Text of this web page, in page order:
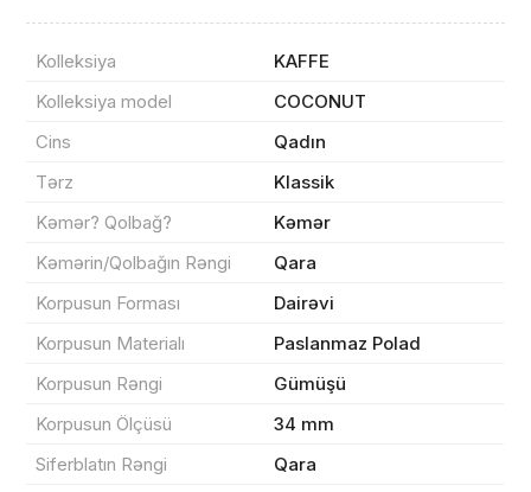
Kolleksiya
KAFFE
Kolleksiya model
COCONUT
Cins
Qadın
Tərz
Klassik
Kəmər? Qolbağ?
Kəmər
Kəmərin/Qolbağın Rəngi
Qara
Korpusun Forması
Dairəvi
Korpusun Materialı
Paslanmaz Polad
Korpusun Rəngi
Gümüşü
Korpusun Ölçüsü
34 mm
Siferblatın Rəngi
Qara
Məhsul(lar) səbətə əlavə edildi
Sifarişin detalları
Məhsul toplam
Endirim